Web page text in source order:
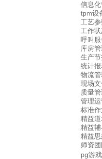
信息
tpm设
工艺
工作
呼叫服
库房
生产
统计报
物流管
现场
质量
管理
标准作
精益道
精益辅
精益思
师资团
pg游